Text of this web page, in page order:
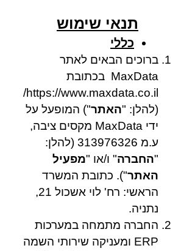
תנאי שימוש
כללי
ברוכים הבאים לאתר
MaxData בכתובת
https://www.maxdata.co.il/
(להלן: "האתר") המופעל על
ידי MaxData מקסים ציבה,
ע.מ 313976326 (להלן:
"החברה" ו/או "מפעיל
האתר"). כתובת המשרד
הראשי: רח' לוי אשכול 21,
נתניה.
החברה מתמחה במערכות
ERP ומעניקה שירותי השמה